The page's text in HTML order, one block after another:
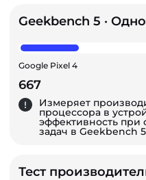
Geekbench 5 ·
Google Pixel 4
667
Измеряет
процессора в
эффективность при
задач в Geekbench
Тест